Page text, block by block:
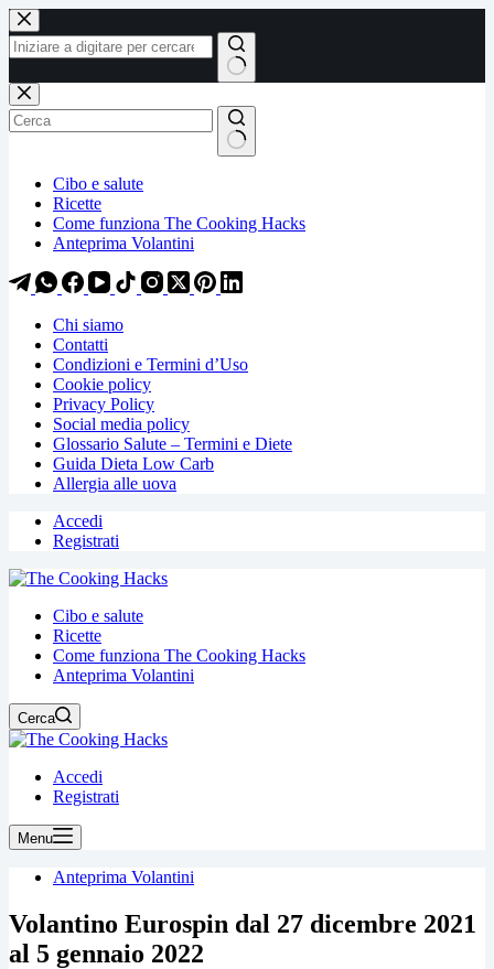
Salta
al
contenuto
Salta
al
contenuto
Nessun
risultato
Cibo e salute
Ricette
Come funziona The Cooking Hacks
Anteprima Volantini
Chi siamo
Contatti
Condizioni e Termini d’Uso
Cookie policy
Privacy Policy
Social media policy
Glossario Salute – Termini e Diete
Guida Dieta Low Carb
Allergia alle uova
Accedi
Registrati
Cibo e salute
Ricette
Come funziona The Cooking Hacks
Anteprima Volantini
Cerca
Accedi
Registrati
Menu
Anteprima Volantini
Volantino Eurospin dal 27 dicembre 2021
al 5 gennaio 2022